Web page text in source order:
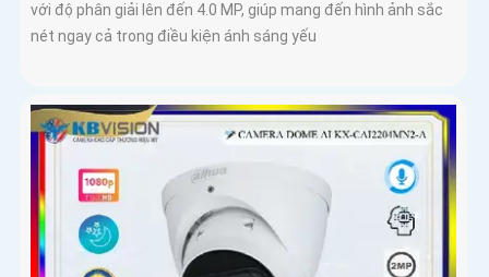
với độ phân giải lên đến 4.0 MP, giúp mang đến hình ảnh sắc
nét ngay cả trong điều kiện ánh sáng yếu